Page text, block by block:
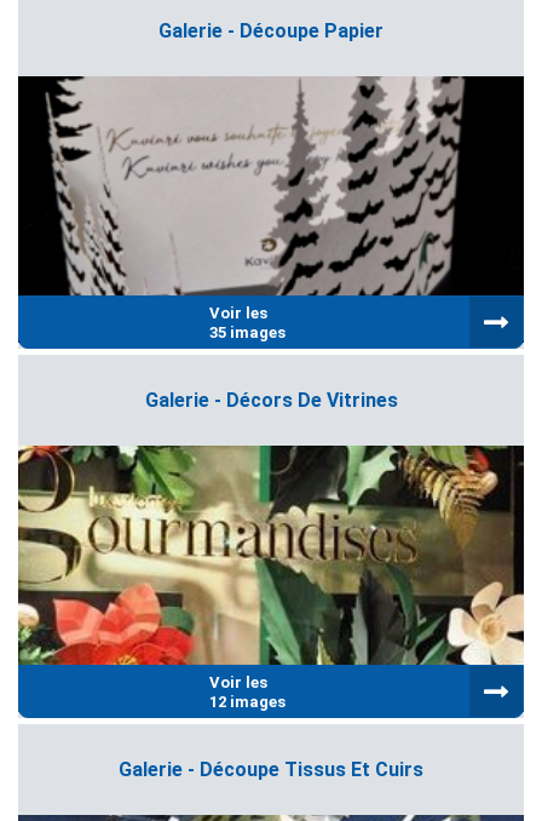
Galerie - Découpe Papier
Voir les
35 images
Galerie - Décors De Vitrines
Voir les
12 images
Galerie - Découpe Tissus Et Cuirs